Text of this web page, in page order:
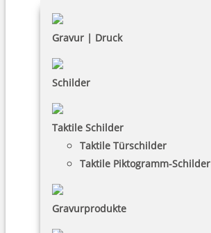
Gravur | Druck
Schilder
Taktile Schilder
Taktile Türschilder
Taktile Piktogramm-Schilder
Gravurprodukte